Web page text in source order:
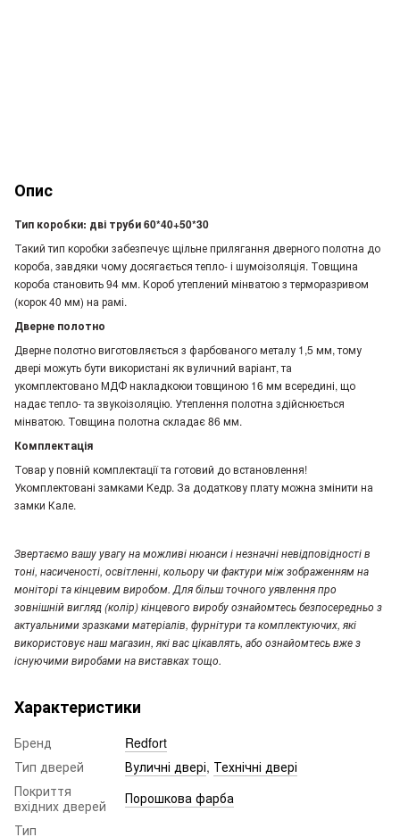
Опис
Тип коробки: дві труби 60*40+50*30
Такий тип коробки забезпечує щільне прилягання дверного полотна до
короба, завдяки чому досягається тепло- і шумоізоляція. Товщина
короба становить 94 мм. Короб утеплений мінватою з терморазривом
(корок 40 мм) на рамі.
Дверне полотно
Дверне полотно виготовляється з фарбованого металу 1,5 мм, тому
двері можуть бути використані як вуличний варіант, та
укомплектовано МДФ накладкоюи товщиною 16 мм всередині, що
надає тепло- та звукоізоляцію. Утеплення полотна здійснюється
мінватою. Товщина полотна складає 86 мм.
Комплектація
Товар у повній комплектації та готовий до встановлення!
Укомплектовані замками Kедр. За додаткову плату можна змінити на
замки Кале.
Звертаємо вашу увагу на можливі нюанси і незначні невідповідності в
тоні, насиченості, освітленні, кольору чи фактури між зображенням на
моніторі та кінцевим виробом. Для більш точного уявлення про
зовнішній вигляд (колір) кінцевого виробу ознайомтесь безпосередньо з
актуальними зразками матеріалів, фурнітури та комплектуючих, які
використовує наш магазин, які вас цікавлять, або ознайомтесь вже з
існуючими виробами на виставках тощо.
Характеристики
Бренд
Redfort
Тип дверей
Вуличні двері, Технічні двері
Покриття
вхідних дверей
Порошкова фарба
Тип